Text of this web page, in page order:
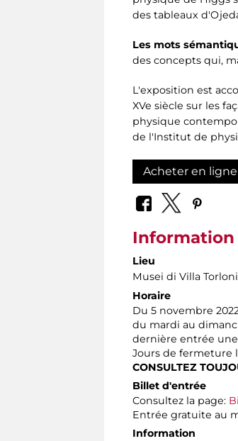
des tableaux
Les mots
des concepts qui,
L'exposition est
XVe siècle sur les
physique
de l'Institut de
Acheter en ligne
Information
Lieu
Musei di Villa
Horaire
Du 5 novembre
du mardi au
dernière entrée
Jours de fermeture
CONSULTEZ
Billet d'entrée
Consultez la page:
Entrée gratuite au
Information